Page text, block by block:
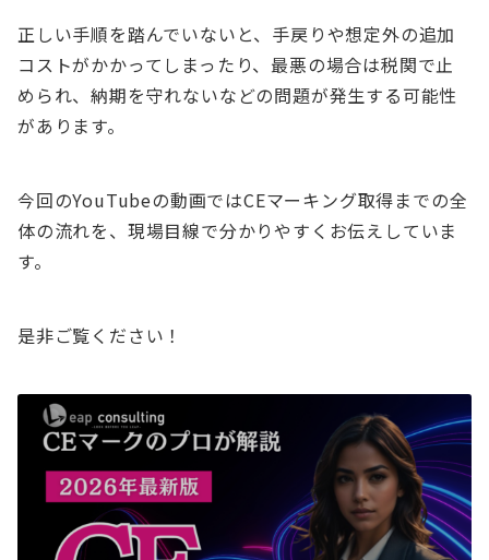
正しい手順を踏んでいないと、手戻りや想定外の追加
コストがかかってしまったり、最悪の場合は税関で止
められ、納期を守れないなどの問題が発生する可能性
があります。
今回のYouTubeの動画ではCEマーキング取得までの全
体の流れを、現場目線で分かりやすくお伝えしていま
す。
是非ご覧ください！